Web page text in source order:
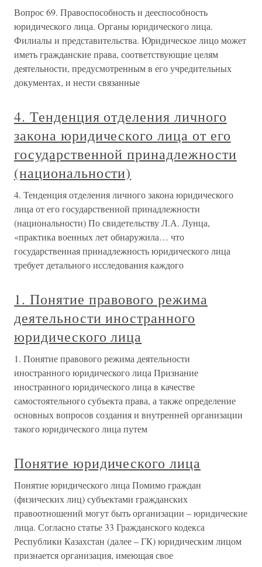
Вопрос 69. Правоспособность и дееспособность
юридического лица. Органы юридического лица.
Филиалы и представительства. Юридическое лицо может
иметь гражданские права, соответствующие целям
деятельности, предусмотренным в его учредительных
документах, и нести связанные
4. Тенденция отделения личного
закона юридического лица от его
государственной принадлежности
(национальности)
4. Тенденция отделения личного закона юридического
лица от его государственной принадлежности
(национальности) По свидетельству Л.А. Лунца,
«практика военных лет обнаружила… что
государственная принадлежность юридического лица
требует детального исследования каждого
1. Понятие правового режима
деятельности иностранного
юридического лица
1. Понятие правового режима деятельности
иностранного юридического лица Признание
иностранного юридического лица в качестве
самостоятельного субъекта права, а также определение
основных вопросов создания и внутренней организации
такого юридического лица путем
Понятие юридического лица
Понятие юридического лица Помимо граждан
(физических лиц) субъектами гражданских
правоотношений могут быть организации – юридические
лица. Согласно статье 33 Гражданского кодекса
Республики Казахстан (далее – ГК) юридическим лицом
признается организация, имеющая свое